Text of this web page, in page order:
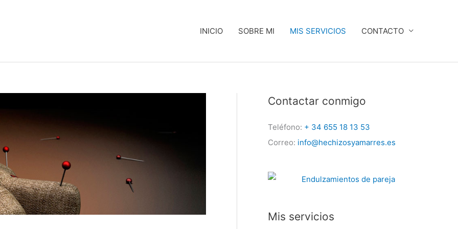
INICIO SOBRE MI MIS SERVICIOS CONTACTO
Contactar conmigo
Teléfono: + 34 655 18 13 53
Correo: info@hechizosyamarres.es
Mis servicios